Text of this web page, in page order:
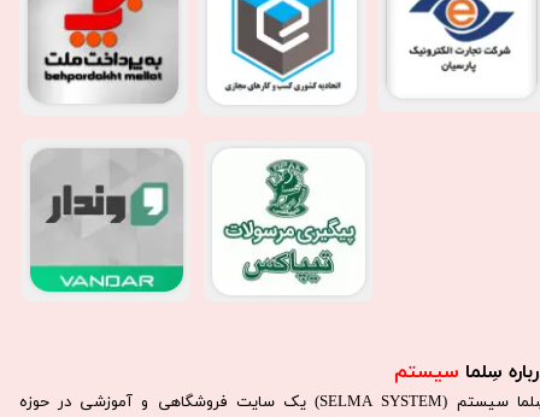
سِلما سیستم​​​​​​​
سِلما سيستم (SELMA SYSTEM) یک سایت فروشگاهی و آموزشی در حوزه